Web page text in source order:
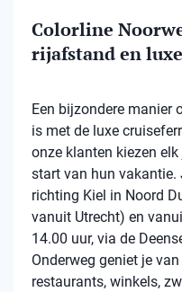
Colorline
rijafstand en
Een bijzondere manier
is met de luxe
onze klanten kiezen
start van hun vakantie.
richting Kiel in Noord
vanuit Utrecht) en
14.00 uur, via de
Onderweg geniet je
restaurants, winkels,